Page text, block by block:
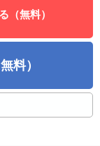
（無料）
料）